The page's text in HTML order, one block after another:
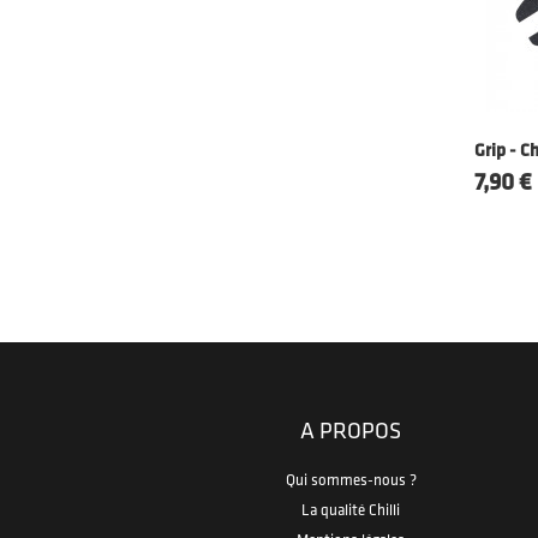
Grip -
Prix
7,90 €
A PROPOS
Qui sommes-nous ?
La qualité Chilli